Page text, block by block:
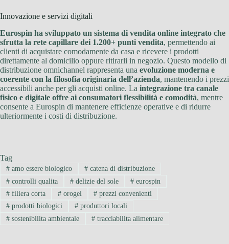
Innovazione e servizi digitali
Eurospin ha sviluppato un sistema di vendita online integrato che
sfrutta la rete capillare dei 1.200+ punti vendita, permettendo ai
clienti di acquistare comodamente da casa e ricevere i prodotti
direttamente al domicilio oppure ritirarli in negozio. Questo modello di
distribuzione omnichannel rappresenta una evoluzione moderna e
coerente con la filosofia originaria dell’azienda, mantenendo i prezzi
accessibili anche per gli acquisti online. La integrazione tra canale
fisico e digitale offre ai consumatori flessibilità e comodità, mentre
consente a Eurospin di mantenere efficienze operative e di ridurre
ulteriormente i costi di distribuzione.
Tag
#amo essere biologico #catena di distribuzione
#controlli qualita #delizie del sole # eurospin
#filiera corta #orogel # prezzi convenienti
#prodotti biologici #produttori locali
#sostenibilita ambientale #tracciabilita alimentare